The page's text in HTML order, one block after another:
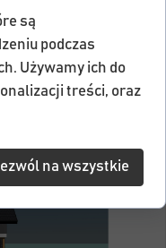
są
podczas
Używamy ich do
treści, oraz
na wszystkie